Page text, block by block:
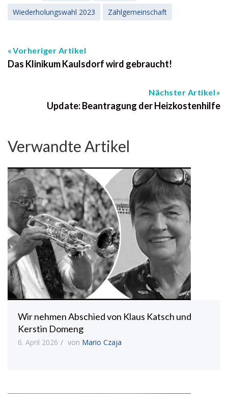
Wiederholungswahl 2023
Zählgemeinschaft
Vorheriger Artikel
Das Klinikum Kaulsdorf wird gebraucht!
Nächster Artikel
Update: Beantragung der Heizkostenhilfe
Verwandte Artikel
Wir nehmen Abschied von Klaus Katsch und
Kerstin Domeng
6. April 2026 von Mario Czaja